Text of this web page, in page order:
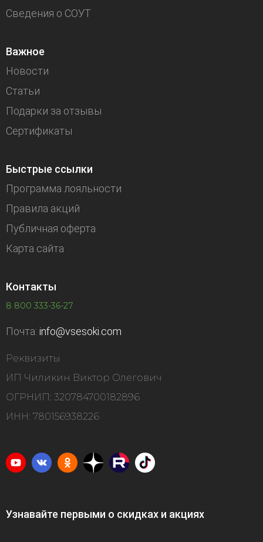
Сведения о СОУТ
Важное
Новости
Статьи
Подарки за отзывы
Сертификаты
Быстрые ссылки
Программа лояльности
Правила акций
Публичная оферта
Карта сайта
Контакты
8 800 333-36-27
Почта: info@vsesoki.com
Реквизиты
ИП Чиликин Виктор Олегович
ОГРНИП: 320784700182896
ИНН: 780156938226
Узнавайте первыми о скидках и акциях